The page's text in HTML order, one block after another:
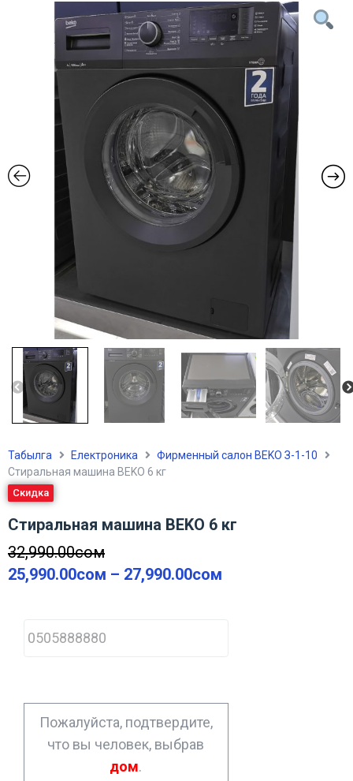
Табылга Електроника
Фирменный салон BEKO З-1-10
Стиральная машина BEKO 6 кг
Скидка
Стиральная машина BEKO 6 кг
32,990.00сом
25,990.00сом – 27,990.00сом
h
o
*
Пожалуйста, подтвердите,
что вы человек, выбрав
дом.